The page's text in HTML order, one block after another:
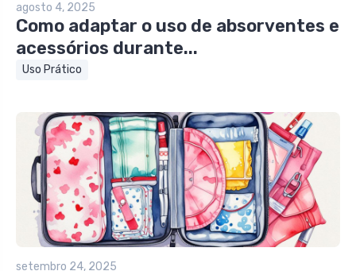
agosto 4, 2025
Como adaptar o uso de absorventes e
acessórios durante...
Uso Prático
setembro 24, 2025